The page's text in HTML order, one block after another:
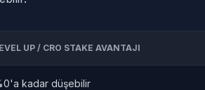
UP / CRO STAKE AVANTAJI
kadar düşebilir